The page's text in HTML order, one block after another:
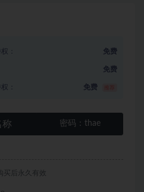
： 免费
免费
： 免费
密码： thae
购买后永久有效